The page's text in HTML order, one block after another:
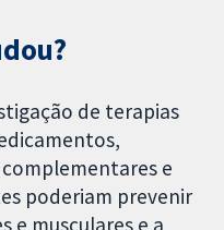
de terapias
e
poderiam prevenir